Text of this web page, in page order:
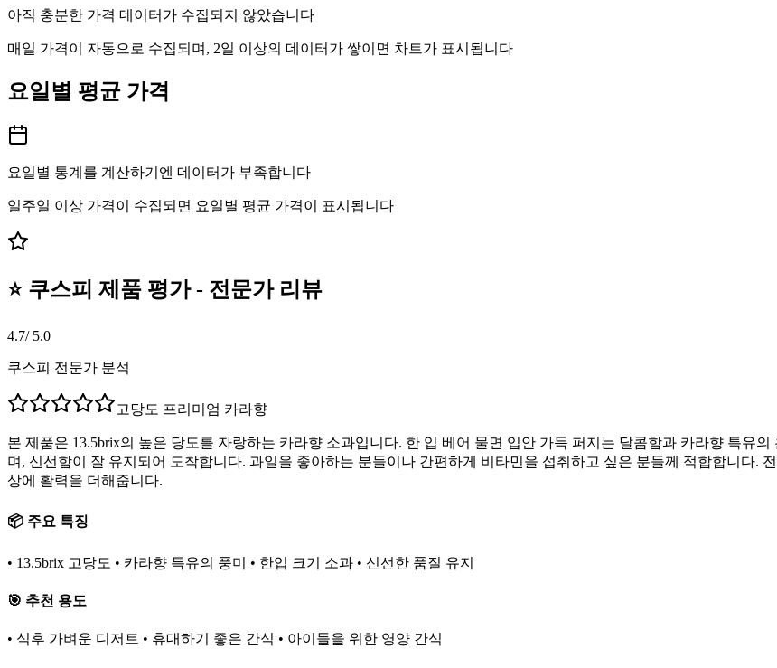
아직 충분한 가격 데이터가 수집되지 않았습니다
매일 가격이 자동으로 수집되며, 2일 이상의 데이터가 쌓이면 차트가 표시됩니다
요일별 평균 가격
요일별 통계를 계산하기엔 데이터가 부족합니다
일주일 이상 가격이 수집되면 요일별 평균 가격이 표시됩니다
⭐ 쿠스피 제품 평가 - 전문가 리뷰
4.7/ 5.0
쿠스피 전문가 분석
고당도 프리미엄 카라향
본 제품은 13.5brix의 높은 당도를 자랑하는 카라향 소과입니다. 한 입 베어 물면 입안 가득 퍼지는 달콤함과 카라향 특유
며, 신선함이 잘 유지되어 도착합니다. 과일을 좋아하는 분들이나 간편하게 비타민을 섭취하고 싶은 분들께 적합합니다.
상에 활력을 더해줍니다.
📦 주요 특징
• 13.5brix 고당도 • 카라향 특유의 풍미 • 한입 크기 소과 • 신선한 품질 유지
🎯 추천 용도
• 식후 가벼운 디저트 • 휴대하기 좋은 간식 • 아이들을 위한 영양 간식